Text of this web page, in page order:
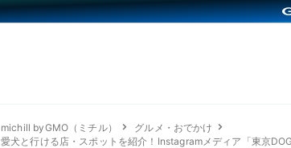
michill byGMO（ミチル）
グルメ・おでかけ
愛犬と行ける店・スポットを紹介！Instagramメディア「東京